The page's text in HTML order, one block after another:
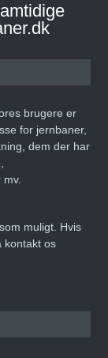
brugere er
for jernbaner,
dem der har
mv.
muligt. Hvis
kontakt os